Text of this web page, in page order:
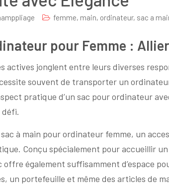
femme, main, ordinateur, sac a
pour Femme :
actives jonglent entre leurs diverses
souvent de transporter un
pratique d’un sac pour ordinateur
défi.
sac à main pour ordinateur femme, un
Conçu spécialement pour accueillir
également suffisamment d’espace
un portefeuille et même des articles de